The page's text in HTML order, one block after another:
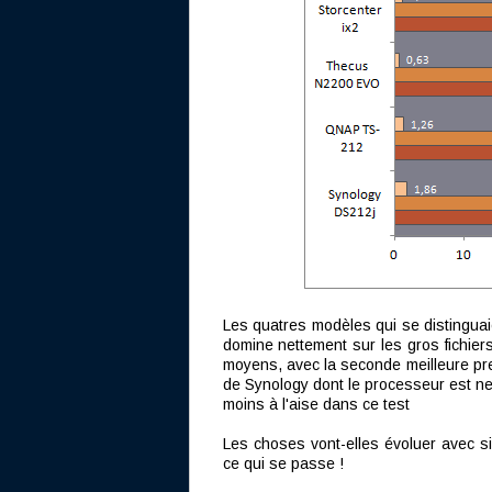
Les quatres modèles qui se
domine nettement sur les gros
moyens, avec la seconde meilleure
de Synology dont le processeur est
moins à l'aise dans ce test
Les choses vont-elles évoluer avec
ce qui se passe !